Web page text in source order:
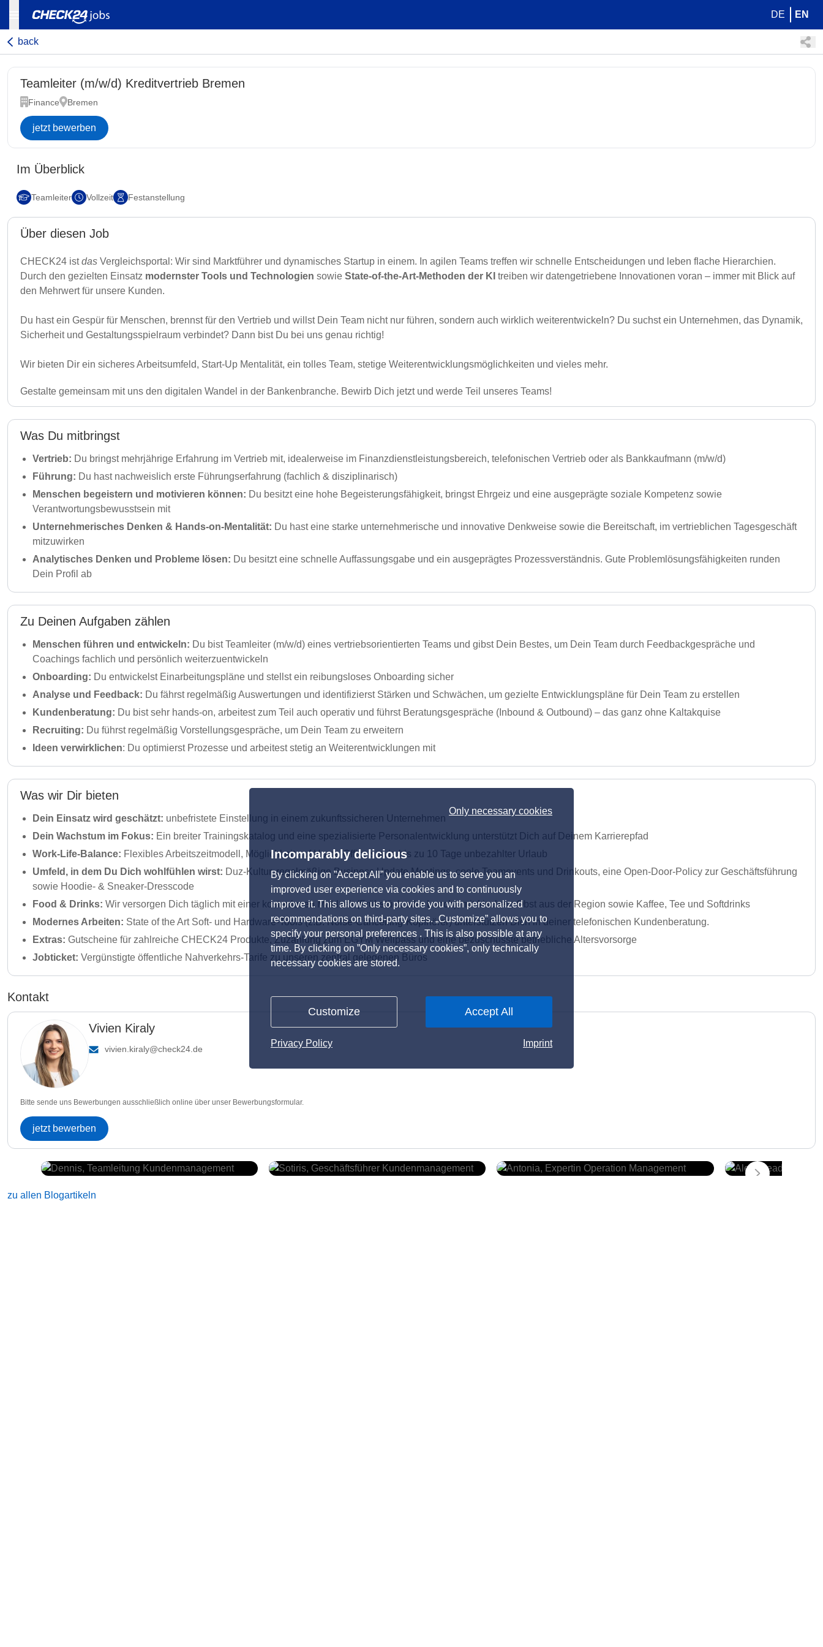
Only necessary cookies
Incomparably delicious
By clicking on ”Accept All” you enable us to serve you an
improved user experience via cookies and to continuously
improve it. This allows us to provide you with personalized
recommendations on third-party sites. „Customize” allows you to
specify your personal preferences . This is also possible at any
time. By clicking on ”Only necessary cookies”, only technically
necessary cookies are stored.
Customize Accept All
Privacy Policy Imprint
DE EN
back
Teamleiter (m/w/d) Kreditvertrieb Bremen
Finance Bremen
jetzt bewerben
Im Überblick
Teamleiter Vollzeit Festanstellung
Über diesen Job
CHECK24 istdas Vergleichsportal: Wir sind Marktführer und dynamisches Startup in einem. In agilen Teams treffen wir schnelle Entscheidungen und leben flache Hierarchien.
Durch den gezielten Einsatz modernster Tools und Technologien sowie State‑of‑the‑Art‑Methoden der KI treiben wir datengetriebene Innovationen voran – immer mit Blick auf
den Mehrwert für unsere Kunden.
Du hast ein Gespür für Menschen, brennst für den Vertrieb und willst Dein Team nicht nur führen, sondern auch wirklich weiterentwickeln? Du suchst ein Unternehmen, das Dynamik,
Sicherheit und Gestaltungsspielraum verbindet? Dann bist Du bei uns genau richtig!
Wir bieten Dir ein sicheres Arbeitsumfeld, Start-Up Mentalität, ein tolles Team, stetige Weiterentwicklungsmöglichkeiten und vieles mehr.
Gestalte gemeinsam mit uns den digitalen Wandel in der Bankenbranche. Bewirb Dich jetzt und werde Teil unseres Teams!
Was Du mitbringst
Vertrieb: Du bringst mehrjährige Erfahrung im Vertrieb mit, idealerweise im Finanzdienstleistungsbereich, telefonischen Vertrieb oder als Bankkaufmann (m/w/d)
Führung: Du hast nachweislich erste Führungserfahrung (fachlich & disziplinarisch)
Menschen begeistern und motivieren können: Du besitzt eine hohe Begeisterungsfähigkeit, bringst Ehrgeiz und eine ausgeprägte soziale Kompetenz sowie
Verantwortungsbewusstsein mit
Unternehmerisches Denken & Hands-on-Mentalität: Du hast eine starke unternehmerische und innovative Denkweise sowie die Bereitschaft, im vertrieblichen Tagesgeschäft
mitzuwirken
Analytisches Denken und Probleme lösen: Du besitzt eine schnelle Auffassungsgabe und ein ausgeprägtes Prozessverständnis. Gute Problemlösungsfähigkeiten runden
Dein Profil ab
Zu Deinen Aufgaben zählen
Menschen führen und entwickeln: Du bist Teamleiter (m/w/d) eines vertriebsorientierten Teams und gibst Dein Bestes, um Dein Team durch Feedbackgespräche und
Coachings fachlich und persönlich weiterzuentwickeln
Onboarding: Du entwickelst Einarbeitungspläne und stellst ein reibungsloses Onboarding sicher
Analyse und Feedback: Du fährst regelmäßig Auswertungen und identifizierst Stärken und Schwächen, um gezielte Entwicklungspläne für Dein Team zu erstellen
Kundenberatung: Du bist sehr hands-on, arbeitest zum Teil auch operativ und führst Beratungsgespräche (Inbound & Outbound) – das ganz ohne Kaltakquise
Recruiting: Du führst regelmäßig Vorstellungsgespräche, um Dein Team zu erweitern
Ideen verwirklichen: Du optimierst Prozesse und arbeitest stetig an Weiterentwicklungen mit
Was wir Dir bieten
Dein Einsatz wird geschätzt: unbefristete Einstellung in einem zukunftssicheren Unternehmen
Dein Wachstum im Fokus: Ein breiter Trainingskatalog und eine spezialisierte Personalentwicklung unterstützt Dich auf Deinem Karrierepfad
Work-Life-Balance: Flexibles Arbeitszeitmodell, Möglichkeit auf Home-Office sowie bis zu 10 Tage unbezahlter Urlaub
Umfeld, in dem Du Dich wohlfühlen wirst: Duz-Kultur, regelmäßige Business Update Meetings, coole Teamevents und Drinkouts, eine Open-Door-Policy zur Geschäftsführung
sowie Hoodie- & Sneaker-Dresscode
Food & Drinks: Wir versorgen Dich täglich mit einer kostenlosen Mahlzeit (Frühstück oder Lunch), mit frischem Obst aus der Region sowie Kaffee, Tee und Softdrinks
Modernes Arbeiten: State of the Art Soft- und Hardware-Tools (z.B. Noise-Cancelling-Kopfhörer) unterstützen Dich in deiner telefonischen Kundenberatung.
Extras: Gutscheine für zahlreiche CHECK24 Produkte, Zuzahlung zum EGYM Wellpass und eine bezuschusste betriebliche Altersvorsorge
Jobticket: Vergünstigte öffentliche Nahverkehrs-Tarife zu unseren zentral gelegenen Büros
Kontakt
Vivien Kiraly
vivien.kiraly@check24.de
Bitte sende uns Bewerbungen ausschließlich online über unser Bewerbungsformular.
jetzt bewerben
zu allen Blogartikeln